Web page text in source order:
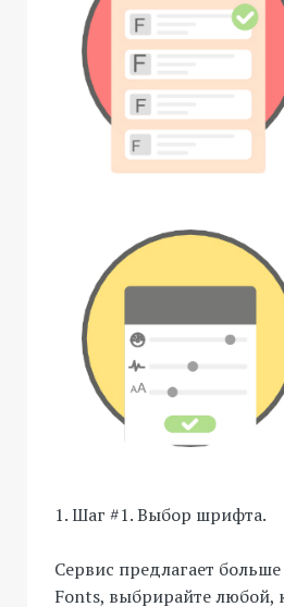
1. Шаг #1. Выбор шрифта.
Сервис предлагает
Fonts, выбрирайте любой,